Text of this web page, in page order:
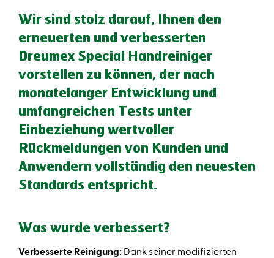
Wir sind stolz darauf, Ihnen den
erneuerten und verbesserten
Dreumex Special Handreiniger
vorstellen zu können, der nach
monatelanger Entwicklung und
umfangreichen Tests unter
Einbeziehung wertvoller
Rückmeldungen von Kunden und
Anwendern vollständig den neuesten
Standards entspricht.
Was wurde verbessert?
Verbesserte Reinigung: Dank seiner modifizierten